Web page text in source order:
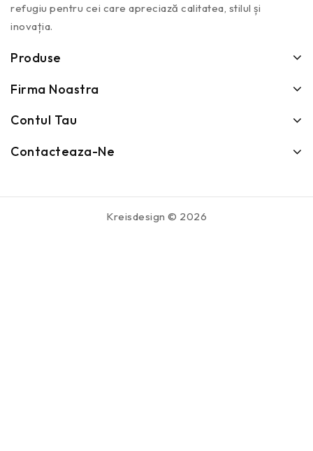
refugiu pentru cei care apreciază calitatea, stilul și
inovația.
Produse
Firma Noastra
Contul Tau
Contacteaza-Ne
Kreisdesign © 2026